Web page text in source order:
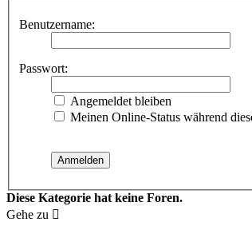
Benutzername:
Passwort:
Angemeldet bleiben
Meinen Online-Status während
Diese Kategorie hat keine Foren.
Gehe zu